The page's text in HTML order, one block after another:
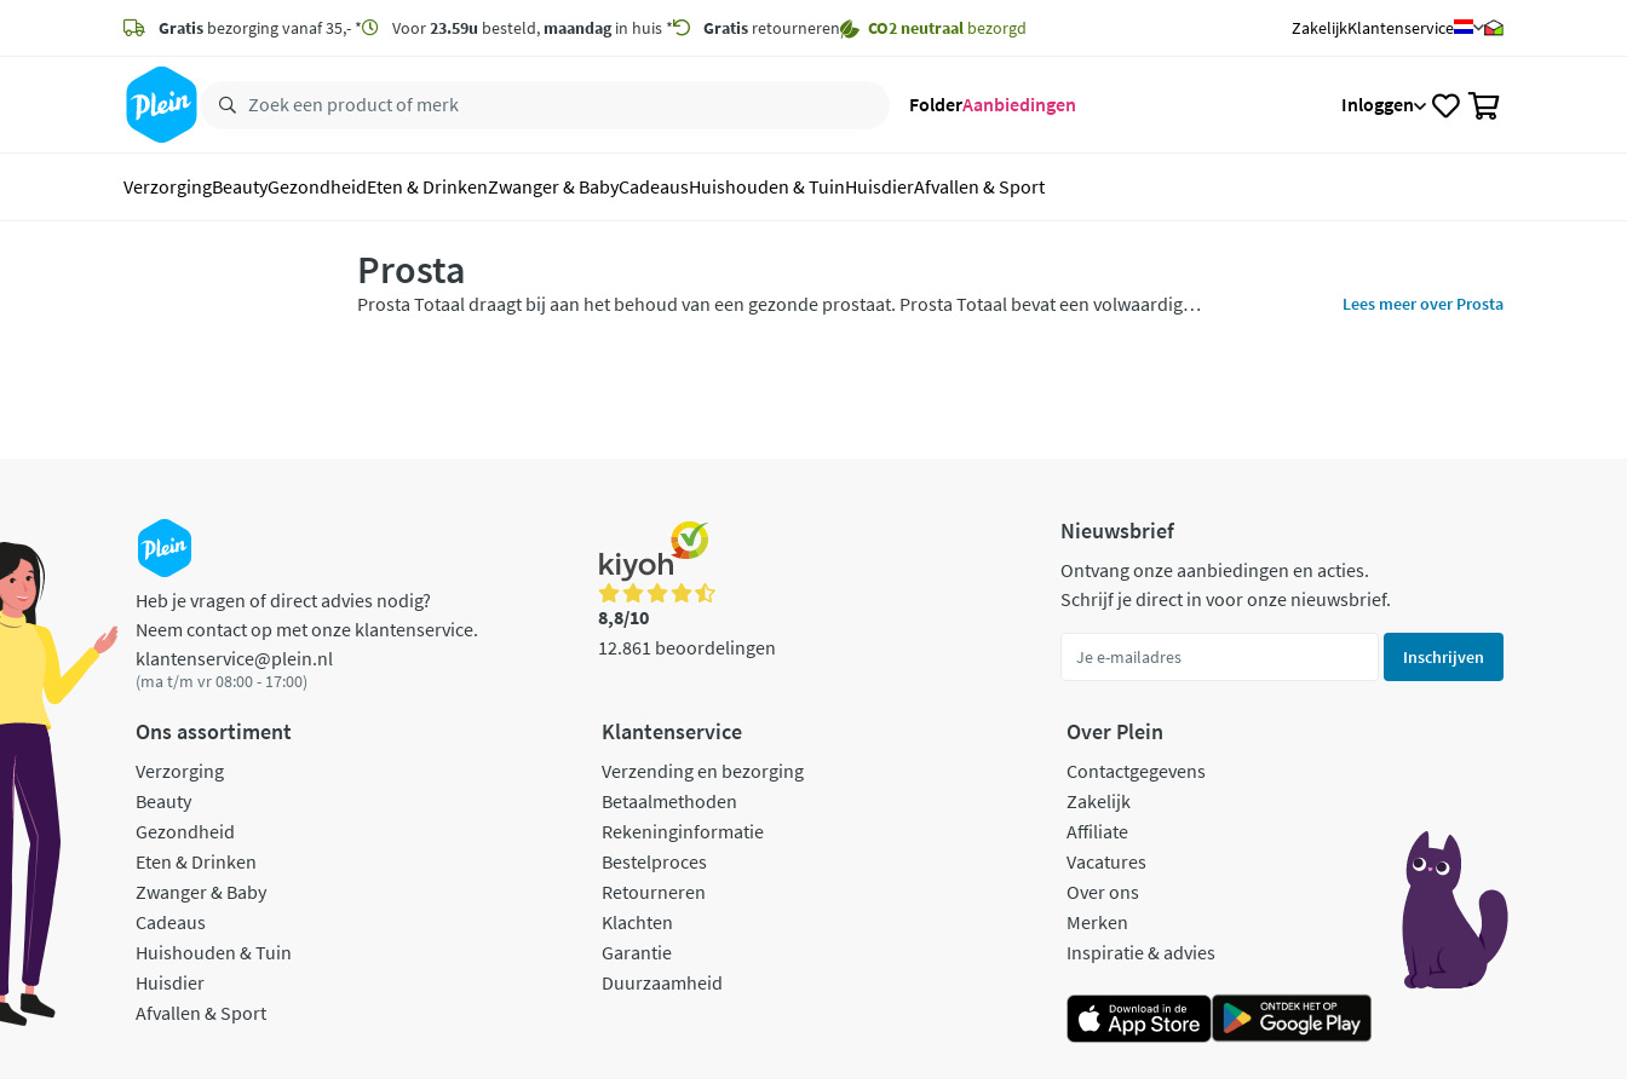
zoeken
hoofdinhoud
Gratis bezorging vanaf 35,- * Voor23.59u besteld, maandagin huis * Gratis retourneren CO2 neutraal bezorgd ZakelijkKlantenservice
FolderAanbiedingen Inloggen
VerzorgingBeautyGezondheidEten & DrinkenZwanger & BabyCadeausHuishouden & TuinHuisdierAfvallen & Sport
Prosta
Prosta Totaal draagt bij aan het behoud van een gezonde prostaat. Prosta Totaal bevat een volwaardig
Lees meer over Prosta
Heb je vragen of direct advies nodig?
Neem contact op met onze klantenservice.
klantenservice@plein.nl
(ma t/m vr 08:00 - 17:00)
8,8/10
12.861 beoordelingen
Nieuwsbrief
Ontvang onze aanbiedingen en acties.
Schrijf je direct in voor onze nieuwsbrief.
Inschrijven
Ons assortiment
Verzorging
Beauty
Gezondheid
Eten & Drinken
Zwanger & Baby
Cadeaus
Huishouden & Tuin
Huisdier
Afvallen & Sport
Klantenservice
Verzending en bezorging
Betaalmethoden
Rekeninginformatie
Bestelproces
Retourneren
Klachten
Garantie
Duurzaamheid
Over Plein
Contactgegevens
Zakelijk
Affiliate
Vacatures
Over ons
Merken
Inspiratie & advies